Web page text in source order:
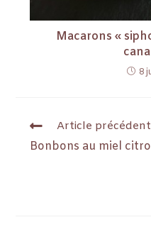
Macarons «
8
Article précédent
Bonbons au miel